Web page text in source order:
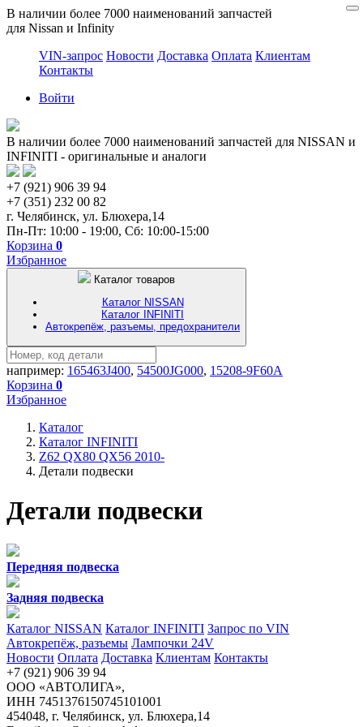
В наличии более 7000 наименований запчастей
для Nissan и Infinity
VIN-запрос Новости Доставка Оплата Клиентам
Контакты
Войти
В наличии более 7000 наименований запчастей для NISSAN и
INFINITI - оригинальные и аналоги
+7 (921) 906 39 94
+7 (351) 232 00 82
г. Челябинск, ул. Блюхера,14
Пн-Пт: 10:00 - 19:00, Сб: 10:00-15:00
Корзина 0
Избранное
Каталог товаров
Каталог NISSAN
Каталог INFINITI
Автокрепёж, разъемы, предохранители
например: 165463J400, 54500JG000, 15208-9F60A
Корзина 0
Избранное
Каталог
Каталог INFINITI
Z62 QX80 QX56 2010-
Детали подвески
Детали подвески
Передняя подвеска
Задняя подвеска
Каталог NISSAN Каталог INFINITI Запрос по VIN
Автокрепёж, разъемы Лампочки 24V
Новости Оплата Доставка Клиентам Контакты
+7 (921) 906 39 94
ООО «АВТОЛИГА»,
ИНН 7451376150745101001
454048, г. Челябинск, ул. Блюхера,14